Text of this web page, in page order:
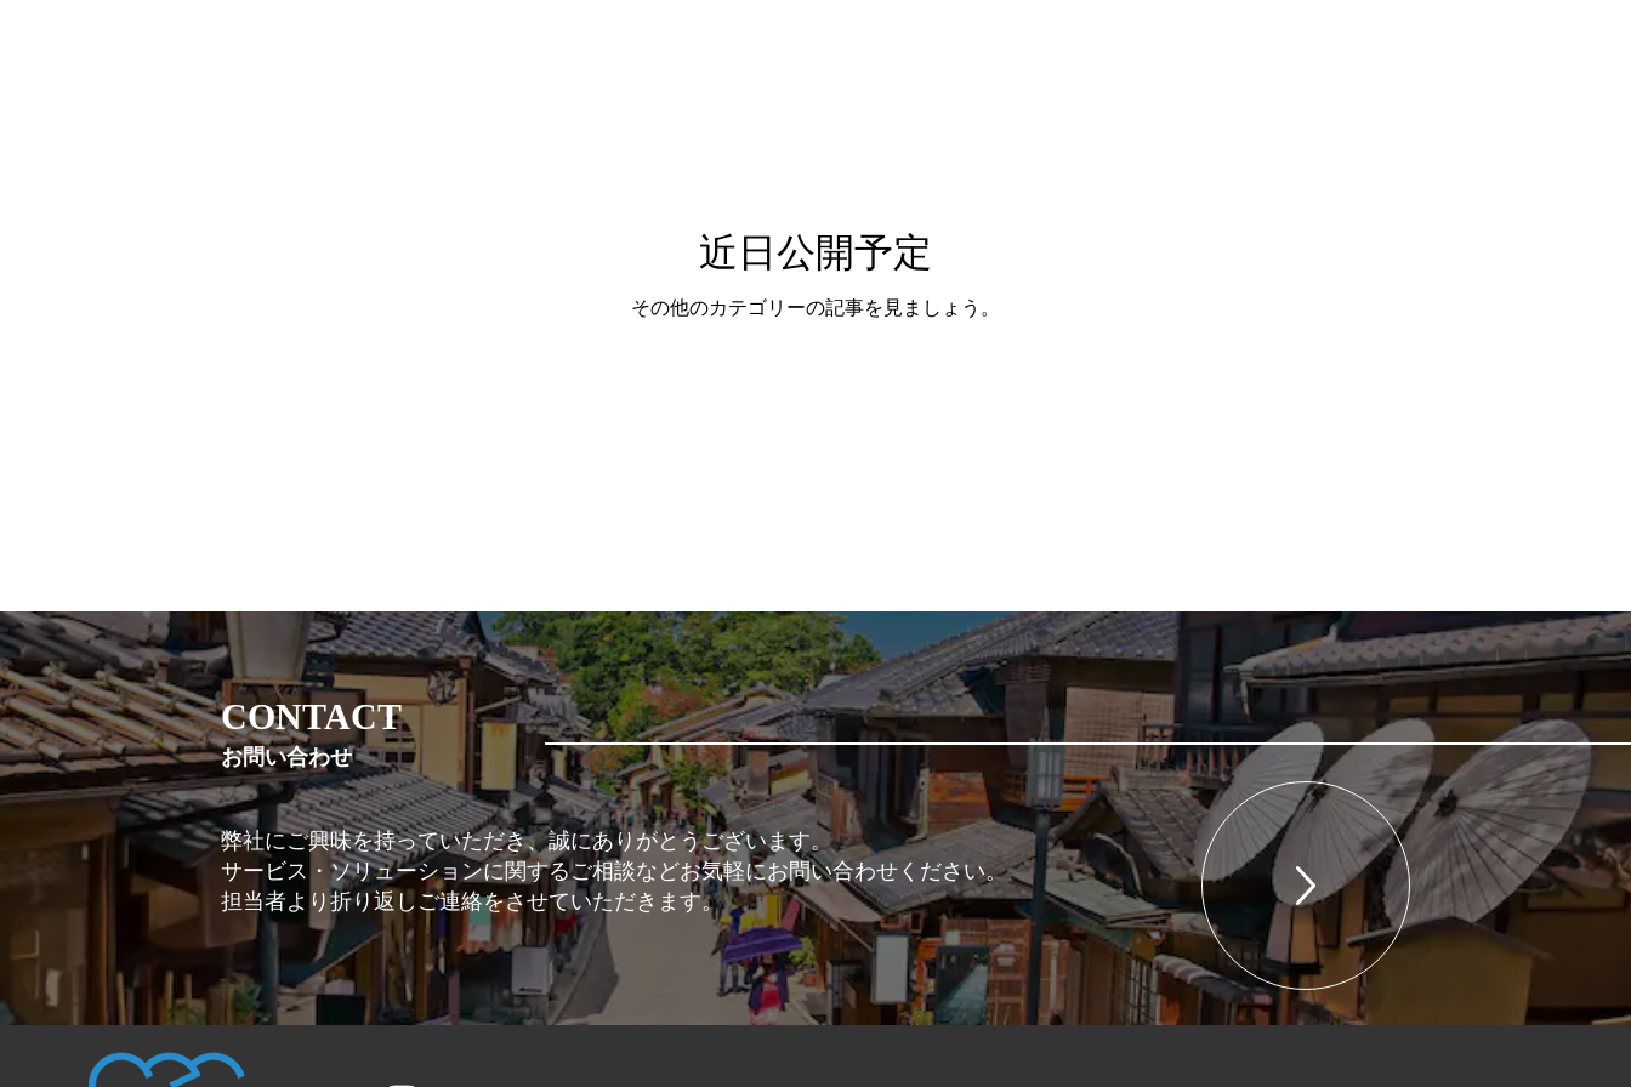
近日公開予定
その他のカテゴリーの記事を見ましょう。
CONTACT
お問い合わせ
弊社にご興味を持っていただき、誠にありがとうございます。
サービス・ソリューションに関するご相談などお気軽にお問い合わせください。
担当者より折り返しご連絡をさせていただきます。